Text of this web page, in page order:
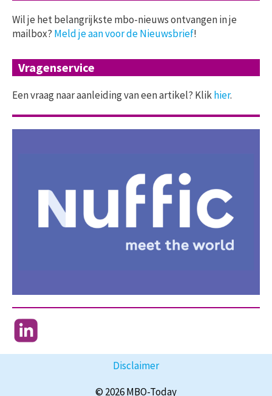
Wil je het belangrijkste mbo-nieuws ontvangen in je
mailbox? Meld je aan voor de Nieuwsbrief!
Vragenservice
Een vraag naar aanleiding van een artikel? Klikhier.
Disclaimer
© 2026 MBO-Today